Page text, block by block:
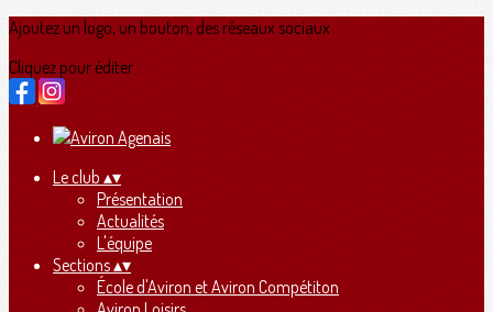
Ajoutez un logo, un bouton, des réseaux sociaux
Cliquez pour éditer
Le club ▴▾
Présentation
Actualités
L'équipe
Sections▴▾
École d'Aviron et Aviron Compétiton